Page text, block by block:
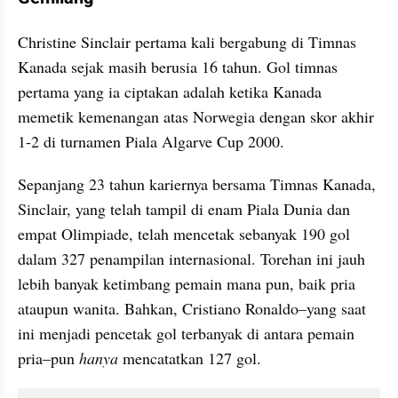
Christine Sinclair pertama kali bergabung di Timnas
Kanada sejak masih berusia 16 tahun. Gol timnas
pertama yang ia ciptakan adalah ketika Kanada
memetik kemenangan atas Norwegia dengan skor akhir
1-2 di turnamen Piala Algarve Cup 2000.
Sepanjang 23 tahun kariernya bersama Timnas Kanada,
Sinclair, yang telah tampil di enam Piala Dunia dan
empat Olimpiade, telah mencetak sebanyak 190 gol
dalam 327 penampilan internasional. Torehan ini jauh
lebih banyak ketimbang pemain mana pun, baik pria
ataupun wanita. Bahkan, Cristiano Ronaldo–yang saat
ini menjadi pencetak gol terbanyak di antara pemain
pria–pun hanya mencatatkan 127 gol.